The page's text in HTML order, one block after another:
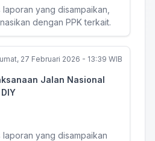
laporan yang disampaikan,
dengan PPK terkait.
27 Februari 2026 - 13:39 WIB
Jalan Nasional
laporan yang disampaikan